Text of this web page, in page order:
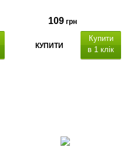
109 грн
КУПИТИ
Купити
в 1 клік